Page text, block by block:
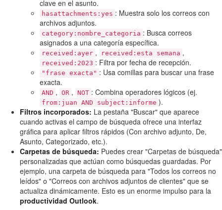
clave en el asunto.
hasattachments:yes : Muestra solo los correos con
archivos adjuntos.
category:nombre_categoria : Busca correos
asignados a una categoría específica.
received:ayer , received:esta semana ,
received:2023 : Filtra por fecha de recepción.
"frase exacta" : Usa comillas para buscar una frase
exacta.
AND , OR , NOT : Combina operadores lógicos (ej.
from:juan AND subject:informe ).
Filtros incorporados: La pestaña "Buscar" que aparece
cuando activas el campo de búsqueda ofrece una interfaz
gráfica para aplicar filtros rápidos (Con archivo adjunto, De,
Asunto, Categorizado, etc.).
Carpetas de búsqueda: Puedes crear "Carpetas de búsqueda"
personalizadas que actúan como búsquedas guardadas. Por
ejemplo, una carpeta de búsqueda para "Todos los correos no
leídos" o "Correos con archivos adjuntos de clientes" que se
actualiza dinámicamente. Esto es un enorme impulso para la
productividad Outlook.